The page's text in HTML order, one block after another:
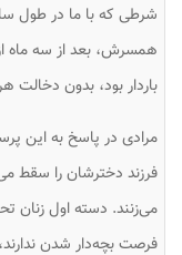
شرطی که با ما در طول
همسرش، بعد از سه ماه
باردار بود، بدون
مرادی در پاسخ به این
می‌زنند. دسته اول زنان
فرصت بچه‌دار شدن